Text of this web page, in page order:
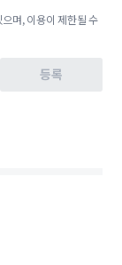
며, 이용이 제한될 수
등록